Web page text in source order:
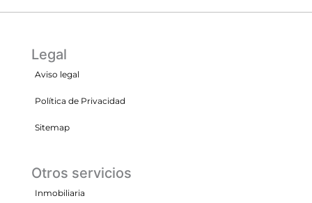
Legal
Aviso legal
Política de Privacidad
Sitemap
Otros servicios
Inmobiliaria